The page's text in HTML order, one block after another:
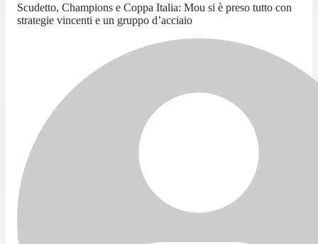
Scudetto, Champions e Coppa Italia: Mou si è preso tutto con
strategie vincenti e un gruppo d’acciaio